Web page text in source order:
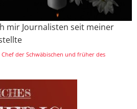
mir Journalisten seit meiner
der Schwäbischen und früher des